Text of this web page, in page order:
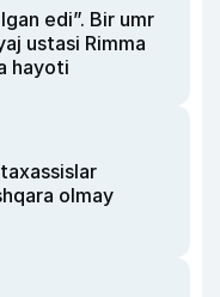
edi”. Bir umr
ustasi Rimma
hayoti
olmay